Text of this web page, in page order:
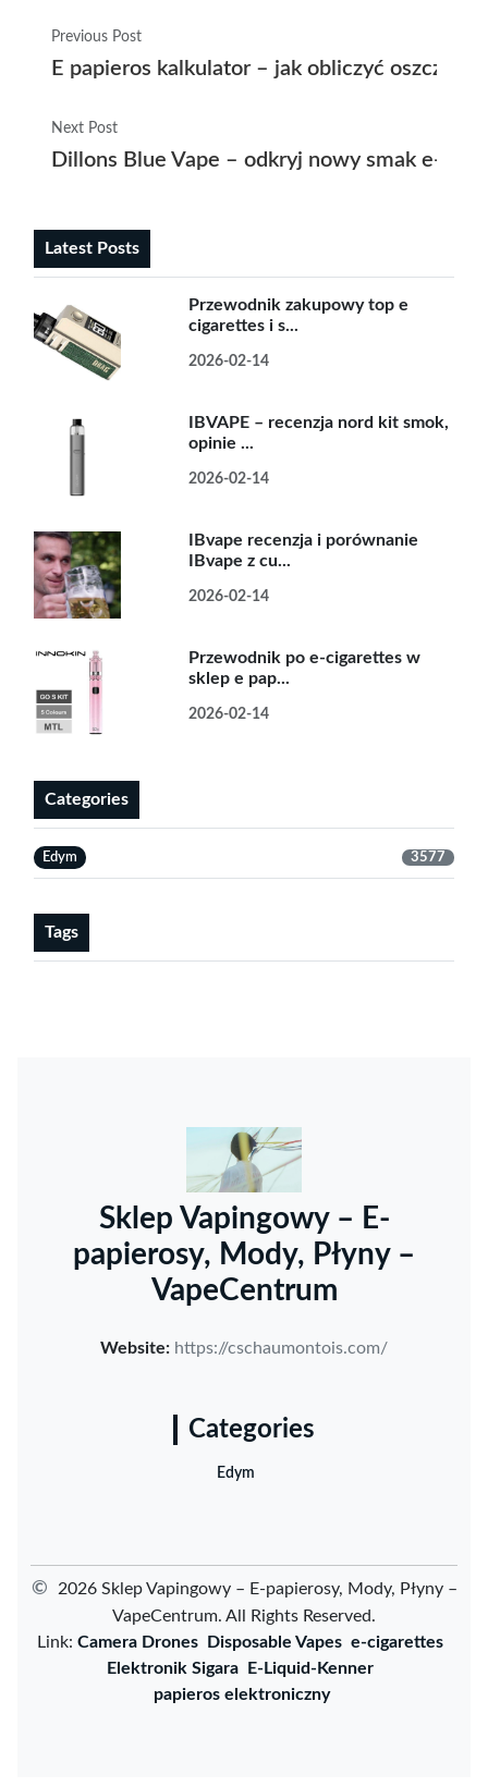
Previous Post
E papieros kalkulator – jak obliczyć
Next Post
Dillons Blue Vape – odkryj nowy smak e-
Latest Posts
Przewodnik zakupowy top e
cigarettes i s...
2026-02-14
IBVAPE – recenzja nord kit smok,
opinie ...
2026-02-14
IBvape recenzja i porównanie
IBvape z cu...
2026-02-14
Przewodnik po e-cigarettes w
sklep e pap...
2026-02-14
Categories
Edym 3577
Tags
Sklep Vapingowy – E-
papierosy, Mody, Płyny –
VapeCentrum
Website: https://cschaumontois.com/
Categories
Edym
©
2026 Sklep Vapingowy – E-papierosy, Mody, Płyny –
VapeCentrum. All Rights Reserved.
Link: Camera Drones Disposable Vapes e-cigarettes
Elektronik Sigara
E-Liquid-Kenner
papieros elektroniczny